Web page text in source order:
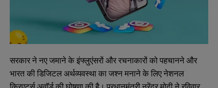
सरकार ने नए जमाने के इंफ्लुएंसरों और रचनाकारों को पहचानने और
भारत की डिजिटल अर्थव्यवस्था का जश्न मनाने के लिए नेशनल